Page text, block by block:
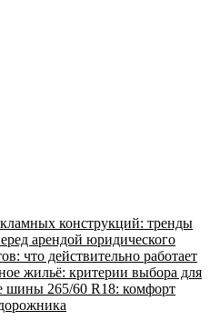
конструкций: тренды
арендой юридического
что действительно работает
жильё: критерии выбора для
шины 265/60 R18: комфорт